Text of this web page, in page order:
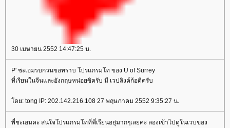
30 เมษายน 2552 14:47:25 น.
P' ชะเอมรบกวนขอทราบ โปรแกรมโท ของ U of Surrey
ที่เรียนในจีนและอังกฤษหน่อยซิครับ มี เวปลิงค์ก้อดีครับ
ดย: tong IP: 202.142.216.108 27 พฤษภาคม 2552 9:35:27 น.
พี่ชะเอมคะ สนใจโปรแกรมโทที่พี่เรียนอยุ่มากๆเลยค่ะ ลองเข้าไปดูในเวบของ